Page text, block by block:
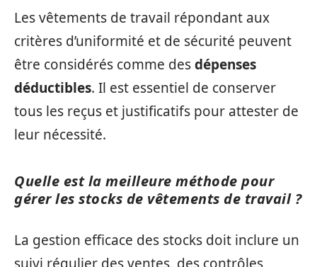
Les vêtements de travail répondant aux
critères d’uniformité et de sécurité peuvent
être considérés comme desdépenses
déductibles. Il est essentiel de conserver
tous les reçus et justificatifs pour attester de
leur nécessité.
Quelle est la meilleure méthode pour
gérer les stocks de vêtements de travail ?
La gestion efficace des stocks doit inclure un